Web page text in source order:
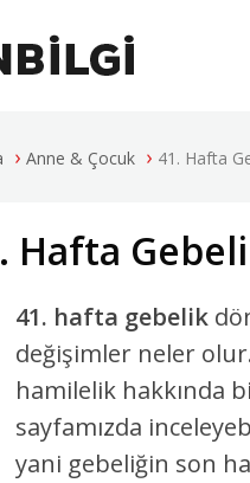
› Anne & Çocuk › 41. Hafta
Hafta
41. hafta gebelik
değişimler neler
hamilelik hakkında
sayfamızda
yani gebeliğin son